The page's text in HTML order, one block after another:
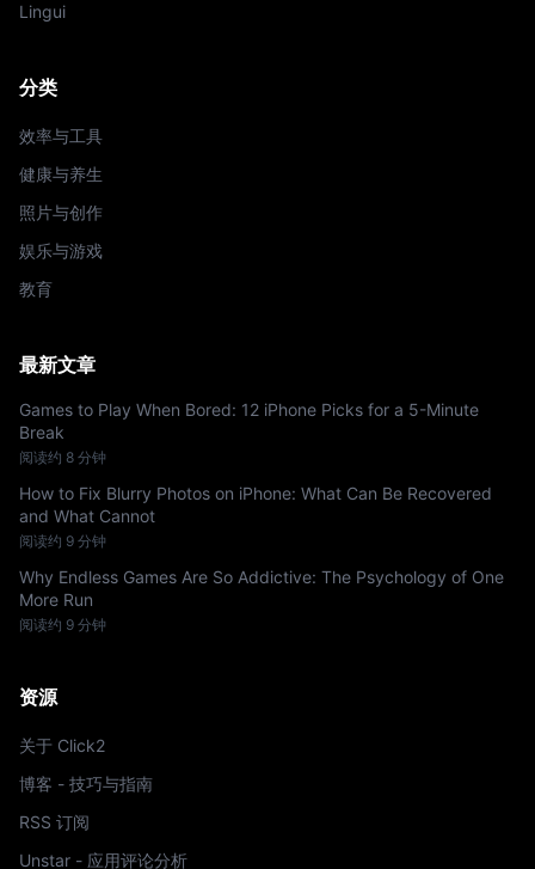
Lingui
分类
效率与工具
健康与养生
照片与创作
娱乐与游戏
教育
最新文章
Games to Play When Bored: 12 iPhone Picks for a 5-Minute
Break
阅读约 8 分钟
How to Fix Blurry Photos on iPhone: What Can Be Recovered
and What Cannot
阅读约 9 分钟
Why Endless Games Are So Addictive: The Psychology of One
More Run
阅读约 9 分钟
资源
关于 Click2
博客 - 技巧与指南
RSS 订阅
Unstar - 应用评论分析